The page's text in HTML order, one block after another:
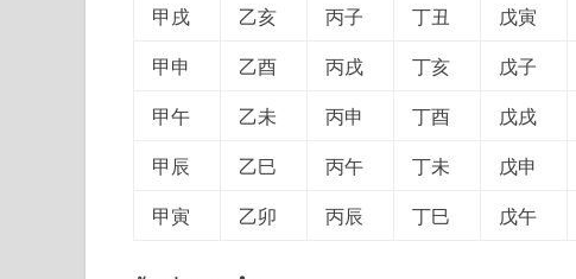
甲戌 乙亥 丙子 丁丑 戊寅
甲申 乙酉 丙戌 丁亥 戊子
甲午 乙未 丙申 丁酉 戊戌
甲辰 乙巳 丙午 丁未 戊申
甲寅 乙卯 丙辰 丁巳 戊午